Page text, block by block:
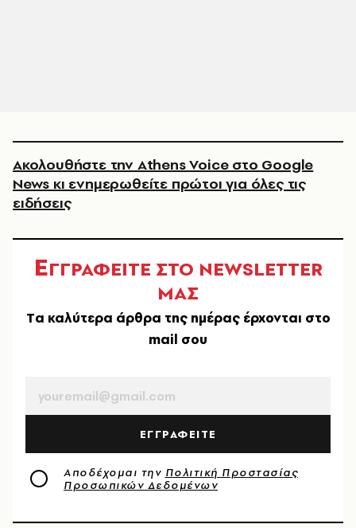
Ακολουθήστε την Athens Voice στο Google
News κι ενημερωθείτε πρώτοι για όλες τις
ειδήσεις
ΕΓΓΡΑΦΕΙΤΕ ΣΤΟ NEWSLETTER
ΜΑΣ
Tα καλύτερα άρθρα της ημέρας έρχονται στο
mail σου
ΕΓΓΡΑΦΕΙΤΕ
Αποδέχομαι την Πολιτική Προστασίας
Προσωπικών Δεδομένων